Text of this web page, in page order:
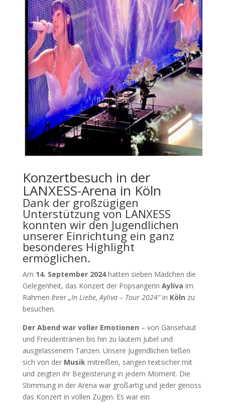
Konzertbesuch in der
LANXESS-Arena in Köln
Dank der großzügigen
Unterstützung von LANXESS
konnten wir den Jugendlichen
unserer Einrichtung ein ganz
besonderes Highlight
ermöglichen.
Am 14. September 2024hatten sieben Mädchen die
Gelegenheit, das Konzert der Popsangerin Ayliva im
Rahmen ihrer „In Liebe, Ayliva – Tour 2024“in Köln zu
besuchen.
Der Abend war voller Emotionen – von Gänsehaut
und Freudentränen bis hin zu lautem Jubel und
ausgelassenem Tanzen. Unsere Jugendlichen ließen
sich von derMusik mitreißen, sangen textsicher mit
und zeigten ihr Begeisterung in jedem Moment. Die
Stimmung in der Arena war großartig und jeder genoss
das Konzert in vollen Zügen. Es war ein